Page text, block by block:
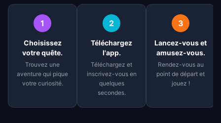
1
Choisissez
votre quête.
Trouvez une
aventure qui pique
votre curiosité.
2
Téléchargez
l'app.
Téléchargez et
inscrivez-vous en
quelques
secondes.
3
Lancez-vous et
amusez-vous.
Rendez-vous au
point de départ et
jouez !